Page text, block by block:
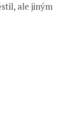
ale jiným